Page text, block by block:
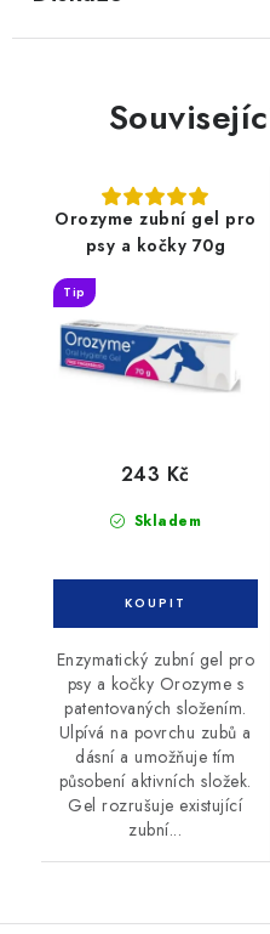
Orozyme zubní gel pro
psy a kočky 70g
Tip
Skladem
243 Kč
Enzymatický zubní gel pro
psy a kočky Orozyme s
patentovaných složením.
Ulpívá na povrchu zubů a
dásní a umožňuje tím
působení aktivních složek.
Gel rozrušuje existující
zubní...